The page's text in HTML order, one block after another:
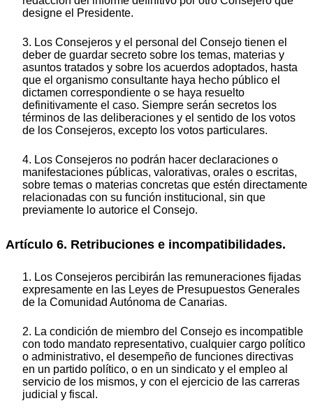
designe el Presidente.
3. Los Consejeros y el personal del Consejo tienen el
deber de guardar secreto sobre los temas, materias y
asuntos tratados y sobre los acuerdos adoptados, hasta
que el organismo consultante haya hecho público el
dictamen correspondiente o se haya resuelto
definitivamente el caso. Siempre serán secretos los
términos de las deliberaciones y el sentido de los votos
de los Consejeros, excepto los votos particulares.
4. Los Consejeros no podrán hacer declaraciones o
manifestaciones públicas, valorativas, orales o escritas,
sobre temas o materias concretas que estén directamente
relacionadas con su función institucional, sin que
previamente lo autorice el Consejo.
Artículo 6. Retribuciones e incompatibilidades.
1. Los Consejeros percibirán las remuneraciones fijadas
expresamente en las Leyes de Presupuestos Generales
de la Comunidad Autónoma de Canarias.
2. La condición de miembro del Consejo es incompatible
con todo mandato representativo, cualquier cargo político
o administrativo, el desempeño de funciones directivas
en un partido político, o en un sindicato y el empleo al
servicio de los mismos, y con el ejercicio de las carreras
judicial y fiscal.